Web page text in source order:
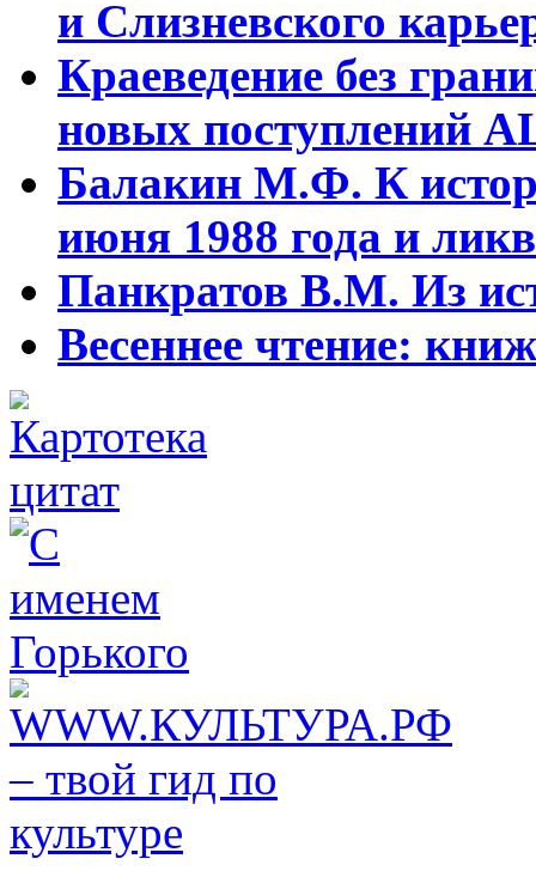
и Слизневского
Краеведение без
новых поступлений
Балакин М.Ф. К
июня 1988 года и
Панкратов В.М. Из
Весеннее чтение: